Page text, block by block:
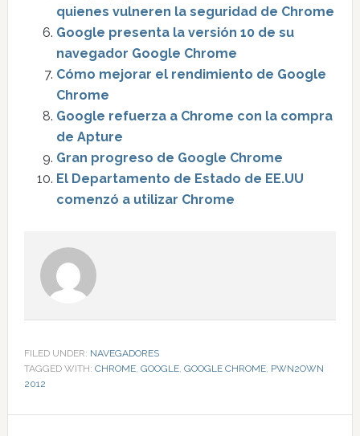
quienes vulneren la seguridad de Chrome
Google presenta la versión 10 de su
navegador Google Chrome
Cómo mejorar el rendimiento de Google
Chrome
Google refuerza a Chrome con la compra
de Apture
Gran progreso de Google Chrome
El Departamento de Estado de EE.UU
comenzó a utilizar Chrome
FILED UNDER: NAVEGADORES
TAGGED WITH: CHROME, GOOGLE, GOOGLE CHROME, PWN2OWN
2012